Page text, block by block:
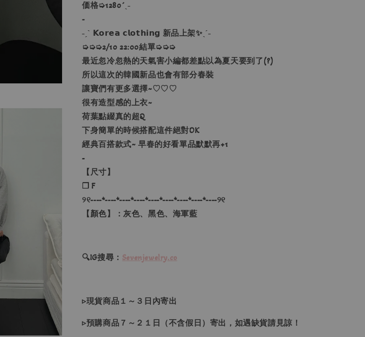
価格➭1280´ˎ˗
-
˗ˏˋ 𝗞𝗼𝗿𝗲𝗮 𝗰𝗹𝗼𝘁𝗵𝗶𝗻𝗴 新品上架✨ˎˊ˗
➭➭➭2/10 22:00結單➭➭➭
最近忽冷忽熱的天氣害小編都差點以為夏天要到了(?)
所以這次的韓國新品也會有部分春裝
讓寶們有更多選擇~♡♡♡
很有造型感的上衣~
荷葉點綴真的超Q
下身簡單的時候搭配這件絕對OK
經典百搭款式~ 早春的好看單品默默再+1
-
【尺寸】
❐ F
୨୧----*----*----*----*----*----*----*----*----୨୧
【顏色】：灰色、黑色、海軍藍
🔍IG搜尋： Sevenjewelry.co
▹現貨商品１～３日內寄出
▹預購商品７～２１日（不含假日）寄出，如遇缺貨請見諒！